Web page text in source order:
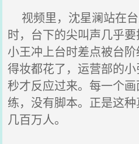
视频里，沈星澜站在
时，台下的尖叫声几乎
小王冲上台时差点被台
得妆都花了，运营部的
秒才反应过来。每一个
练，没有脚本。正是这
几百万人。